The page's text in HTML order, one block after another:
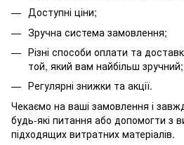
Доступні ціни;
Зручна система замовлення;
Різні способи оплати та
той, який вам найбільш зручний;
Регулярні знижки та акції.
Чекаємо на ваші замовлення і
будь-які питання або допомогти з
підходящих витратних матеріалів.